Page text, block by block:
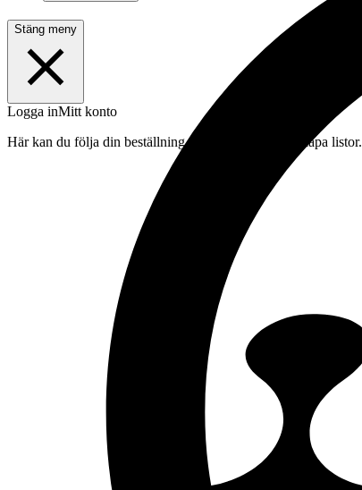
Stäng meny
Logga inMitt konto
Här kan du följa din beställning, spara drycker och skapa listor.